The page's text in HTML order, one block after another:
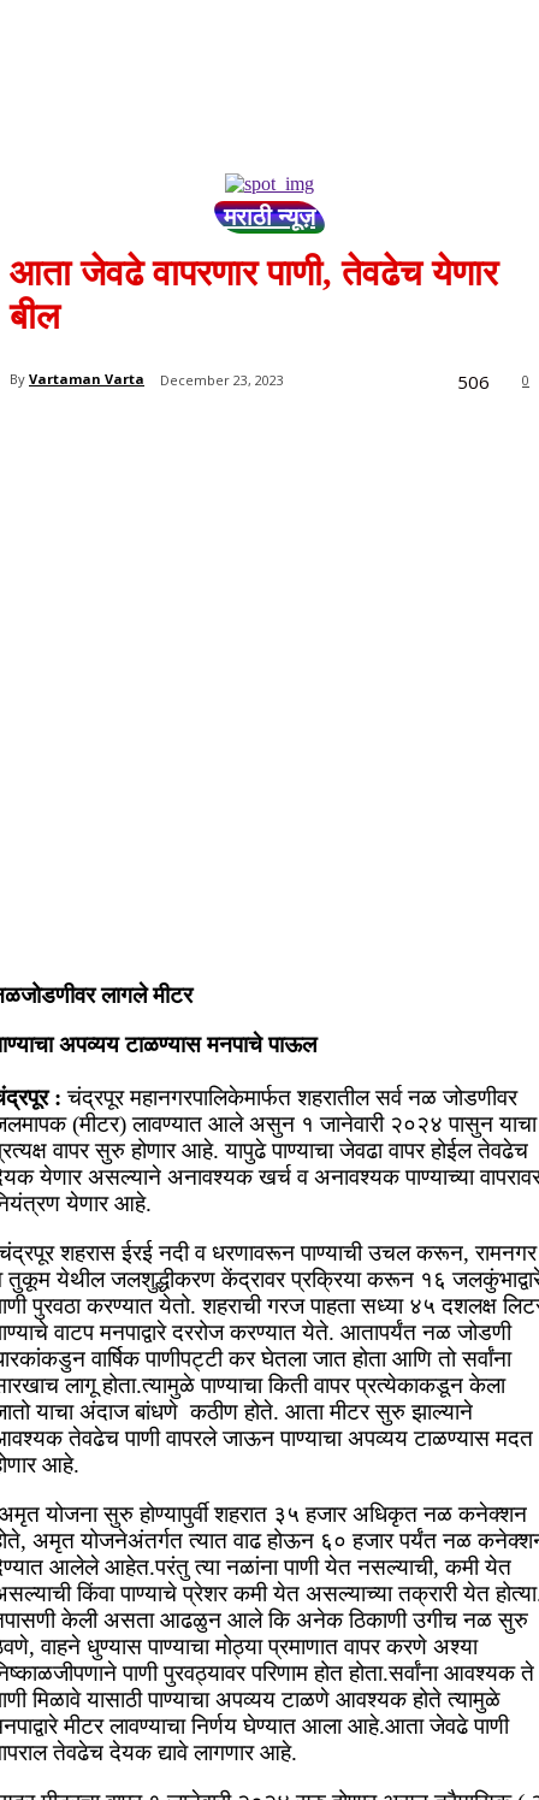
मराठी न्यूज़
आता जेवढे वापरणार पाणी, तेवढेच येणार
बील
By Vartaman Varta December 23, 2023 0
506
लागले मीटर
अपव्यय टाळण्यास मनपाचे पाऊल
: चंद्रपूर महानगरपालिकेमार्फत शहरातील सर्व नळ जोडणीवर
(मीटर) लावण्यात आले असुन १ जानेवारी २०२४ पासुन याचा
वापर सुरु होणार आहे. यापुढे पाण्याचा जेवढा वापर होईल तेवढेच
येणार असल्याने अनावश्यक खर्च व अनावश्यक पाण्याच्या
येणार आहे.
शहरास ईरई नदी व धरणावरून पाण्याची उचल करून, रामनगर
तुकूम येथील जलशुद्धीकरण केंद्रावर प्रक्रिया करून १६
पुरवठा करण्यात येतो. शहराची गरज पाहता सध्या ४५ दशलक्ष
वाटप मनपाद्वारे दररोज करण्यात येते. आतापर्यंत नळ जोडणी
वार्षिक पाणीपट्टी कर घेतला जात होता आणि तो सर्वांना
लागू होता.त्यामुळे पाण्याचा किती वापर प्रत्येकाकडून केला
याचा अंदाज बांधणे कठीण होते. आता मीटर सुरु झाल्याने
तेवढेच पाणी वापरले जाऊन पाण्याचा अपव्यय टाळण्यास मदत
आहे.
योजना सुरु होण्यापुर्वी शहरात ३५ हजार अधिकृत नळ कनेक्शन
अमृत योजनेअंतर्गत त्यात वाढ होऊन ६० हजार पर्यंत नळ
आलेले आहेत.परंतु त्या नळांना पाणी येत नसल्याची, कमी येत
किंवा पाण्याचे प्रेशर कमी येत असल्याच्या तक्रारी येत
केली असता आढळुन आले कि अनेक ठिकाणी उगीच नळ सुरु
वाहने धुण्यास पाण्याचा मोठ्या प्रमाणात वापर करणे अश्या
पाणी पुरवठ्यावर परिणाम होत होता.सर्वांना आवश्यक ते
मिळावे यासाठी पाण्याचा अपव्यय टाळणे आवश्यक होते त्यामुळे
मीटर लावण्याचा निर्णय घेण्यात आला आहे.आता जेवढे पाणी
तेवढेच देयक द्यावे लागणार आहे.